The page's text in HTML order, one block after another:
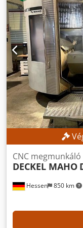
Dksdpfxozpxdws
mm Y tengely
mozgástartománya:
Szerszámtartó: SK
Asztal rögzítési
600 mm Asztal
súlya: 800 kg T-
14 H12 / 14 H7 T-
ADATOK Tengelyek
vezérlésű,
beépítve a fix
Hessen 850 km
CNC
DECKEL MAHO